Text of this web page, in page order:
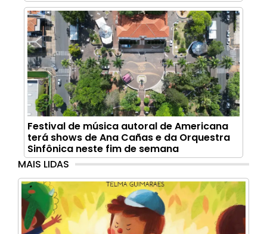
Festival de música autoral de Americana
terá shows de Ana Cañas e da Orquestra
Sinfônica neste fim de semana
MAIS LIDAS